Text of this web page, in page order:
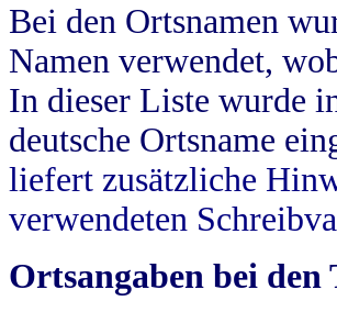
Bei den Ortsnamen
Namen verwendet,
In dieser Liste wurde
deutsche Ortsname
liefert zusätzliche
verwendeten
Ortsangaben bei den